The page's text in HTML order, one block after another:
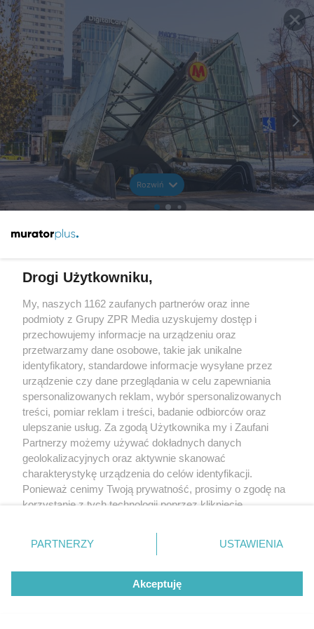
Rozwiń
Drogi Użytkowniku,
My, naszych 1162 zaufanych partnerów oraz inne
podmioty z Grupy ZPR Media uzyskujemy dostęp i
przechowujemy informacje na urządzeniu oraz
przetwarzamy dane osobowe, takie jak unikalne
identyfikatory, standardowe informacje wysyłane przez
urządzenie czy dane przeglądania w celu zapewniania
spersonalizowanych reklam, wybór spersonalizowanych
treści, pomiar reklam i treści, badanie odbiorców oraz
ulepszanie usług. Za zgodą Użytkownika my i Zaufani
Partnerzy możemy używać dokładnych danych
geolokalizacyjnych oraz aktywnie skanować
charakterystykę urządzenia do celów identyfikacji.
Ponieważ cenimy Twoją prywatność, prosimy o zgodę na
korzystanie z tych technologii poprzez kliknięcie
zmienić/wycofać klikając przycisk ustawień prywatności
znajdujący się w lewym dolnym rogu strony
rodzaje przetwarzania danych nie wymagają zgody
użytkownika, ale masz prawo sprzeciwić się takiemu
przetwarzaniu. Preferencje będą miały zastosowanie tylko
PARTNERZY USTAWIENIA
Akceptuję